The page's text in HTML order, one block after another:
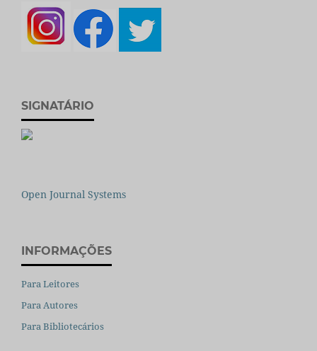
SIGNATÁRIO
Open Journal Systems
INFORMAÇÕES
Para Leitores
Para Autores
Para Bibliotecários